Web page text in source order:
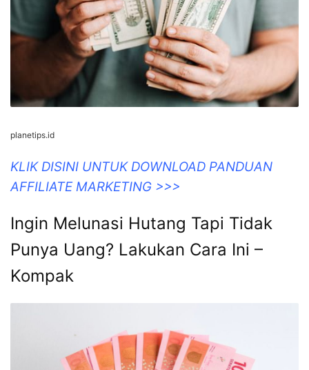
planetips.id
KLIK DISINI UNTUK DOWNLOAD PANDUAN
AFFILIATE MARKETING >>>
Ingin Melunasi Hutang Tapi Tidak
Punya Uang? Lakukan Cara Ini –
Kompak